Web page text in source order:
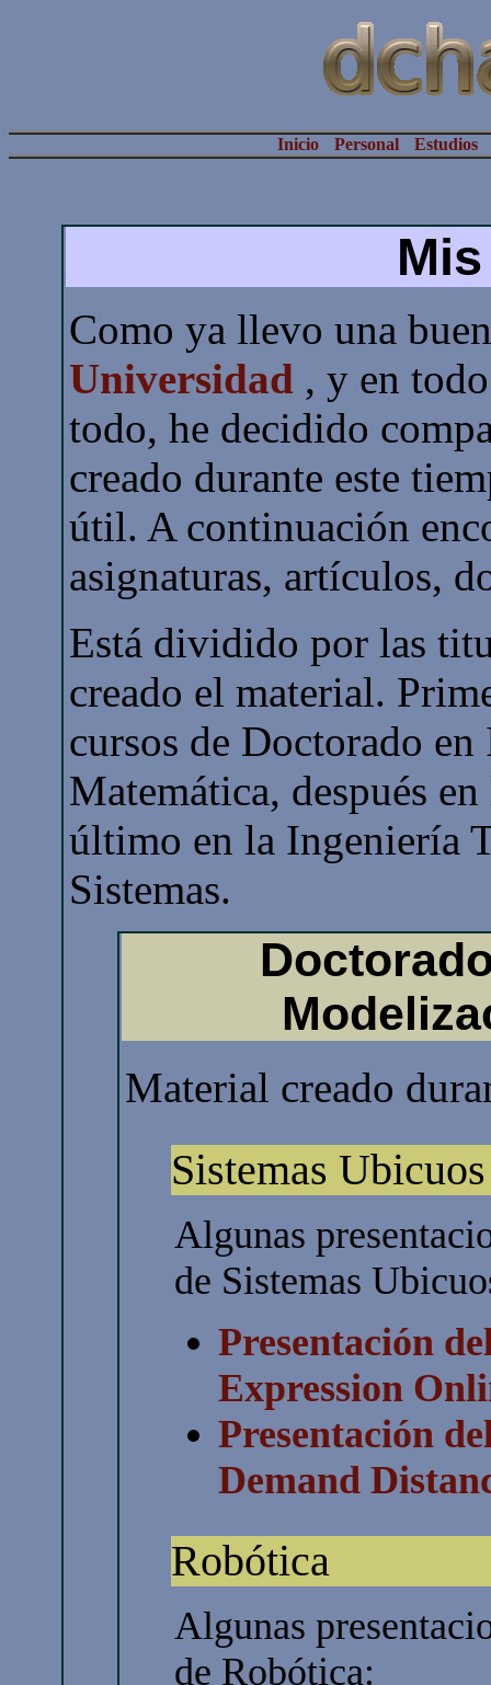
Inicio Personal Estudios
Como ya llevo una
Universidad , y en
todo, he decidido
creado durante este
útil. A continuación
asignaturas, artículos,
Está dividido por las
creado el material.
cursos de Doctorado
Matemática, después
último en la Ingeniería
Sistemas.
Material creado
Sistemas Ubicuos
Algunas
de Sistemas
Presentación
Expression
Presentación
Demand
Robótica
Algunas
de Robótica: